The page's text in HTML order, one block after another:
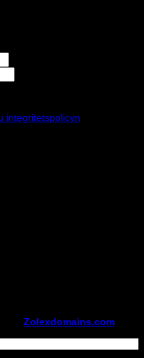
integritetspolicyn
Zolexdomains.com